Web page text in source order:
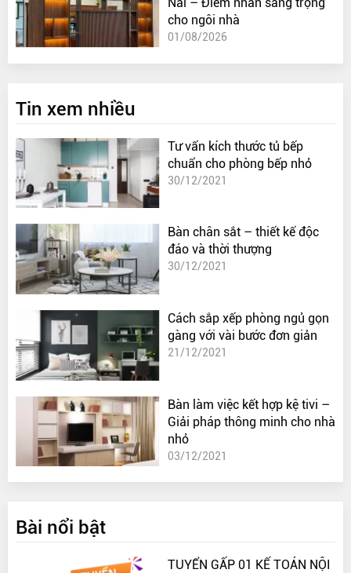
cho ngôi nhà
01/08/2026
Tin xem nhiều
Tư vấn kích thước tủ bếp
chuẩn cho phòng bếp nhỏ
30/12/2021
Bàn chân sắt – thiết kế độc
đáo và thời thượng
30/12/2021
Cách sắp xếp phòng ngủ gọn
gàng với vài bước đơn giản
21/12/2021
Bàn làm việc kết hợp kệ tivi –
Giải pháp thông minh cho nhà
nhỏ
03/12/2021
Bài nổi bật
TUYỂN GẤP 01 KẾ TOÁN NỘI